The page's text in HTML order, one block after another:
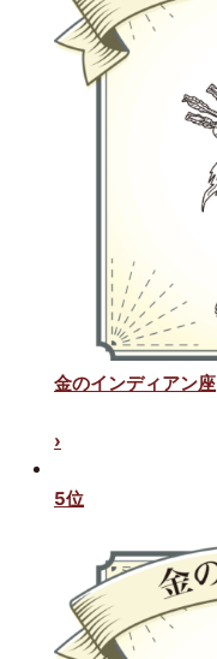
金のインディアン座
›
5位